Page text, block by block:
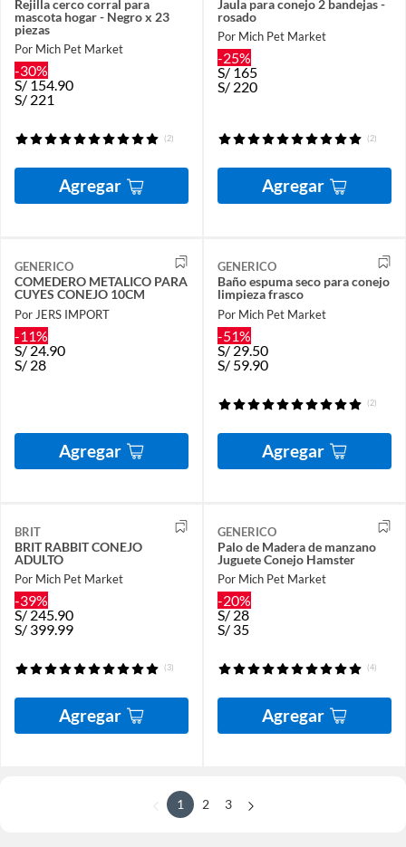
Rejilla cerco corral para
mascota hogar - Negro x 23
piezas
Por Mich Pet Market
-30%
S/ 154.90
S/ 221
(2)
Agregar
Jaula para conejo 2 bandejas -
rosado
Por Mich Pet Market
-25%
S/ 165
S/ 220
(2)
Agregar
GENERICO
COMEDERO METALICO PARA
CUYES CONEJO 10CM
Por JERS IMPORT
-11%
S/24.90
S/ 28
Agregar
GENERICO
Baño espuma seco para conejo
limpieza frasco
Por Mich Pet Market
-51%
S/29.50
S/ 59.90
(2)
Agregar
BRIT
BRIT RABBIT CONEJO
ADULTO
Por Mich Pet Market
-39%
S/245.90
S/ 399.99
(3)
Agregar
GENERICO
Palo de Madera de manzano
Juguete Conejo Hamster
Por Mich Pet Market
-20%
S/28
S/ 35
(4)
Agregar
1 2 3